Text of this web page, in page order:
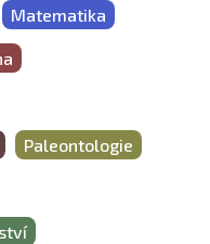
Matematika
Paleontologie